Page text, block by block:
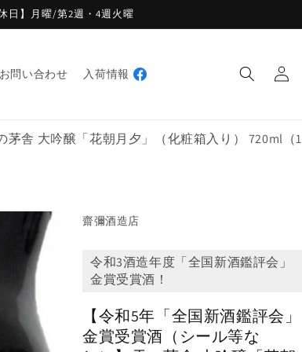
日】月曜/第2週・4週火曜
お問い合わせ 入荷情報
グ
イ
舎 大吟醸「花朝月夕」（化粧箱入り） 720ml（1
齋彌酒造店
令和3酒造年度「全国新酒鑑評会」
金賞受賞酒！
【令和5年「全国新酒鑑評会」
金賞受賞酒（シール等な